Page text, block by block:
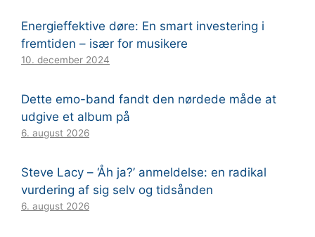
Energieffektive døre: En smart investering i
fremtiden – især for musikere
10. december 2024
Dette emo-band fandt den nørdede måde at
udgive et album på
6. august 2026
Steve Lacy – ‘Åh ja?’ anmeldelse: en radikal
vurdering af sig selv og tidsånden
6. august 2026